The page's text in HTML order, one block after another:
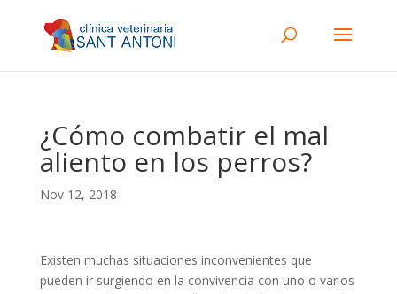
¿Cómo combatir el mal
aliento en los perros?
Nov 12, 2018
Existen muchas situaciones inconvenientes que
pueden ir surgiendo en la convivencia con uno o varios